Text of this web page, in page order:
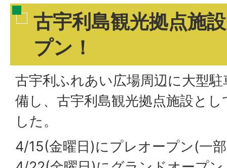
古宇利島観光拠点施
プン！
古宇利ふれあい広場周辺に大型
備し、古宇利島観光拠点施設と
した。
4/15(金曜日)にプレオープン(一